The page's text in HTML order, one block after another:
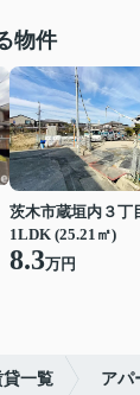
物件
茨木市蔵垣内３丁
1LDK (25.21㎡)
8.3万円
一覧 アパ